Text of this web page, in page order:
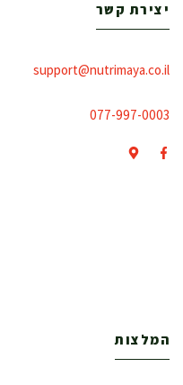
יצירת קשר
support@nutrimaya.co.il
077-997-0003
המלצות